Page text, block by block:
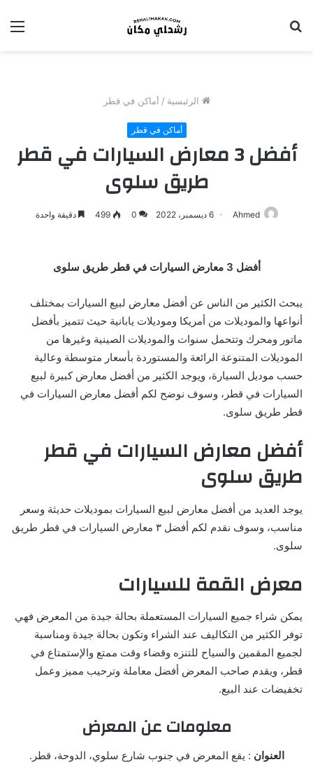
الرئيسية / أماكن في قطر
أماكن في قطر
أفضل 3 معارض السيارات في قطر
طريق سلوى
Ahmed 6 ديسمبر، 2022 0
499 دقيقة واحدة
أفضل 3 معارض السيارات في قطر طريق سلوى
يبحث الكثير من الناس عن أفضل معارض لبيع السيارات بمختلف
أنواعها والموديلات من أمريكا وموديلات يابانية حيث تتميز بأفضل
ماتور ومحرك وتتحمل سنوات والموديلات الصينية وغيرها من
الموديلات المتنوعة الرائعة والمستوردة بأسعار متوسطة وعالية
حسب موديل السيارة، ويوجد الكثير من أفضل معارض كبيرة لبيع
السيارات في قطر، وسوف نوضح لكم أفضل معارض السيارات في
قطر طريق سلوى.
أفضل معارض السيارات في قطر
طريق سلوى
يوجد العديد من أفضل معارض لبيع السيارات بموديلات حديثة وسعر
مناسب، وسوف نقدم لكم أفضل ٣ معارض السيارات في قطر طريق
سلوى.
معرض القمة للسيارات
يمكن شراء جميع السيارات المستعملة بحالة جيدة من المعرض فهي
توفر الكثير من التكاليف عند الشراء وتكون بحالة جيدة ومناسبة
لجميع المقمين والسياح للتنزه وقضاء وقت ممتع والإستمتاع في
قطر، ويقدم صاحب المعرض أفضل معاملة وترحيب مميز وعمل
تخفيضات عند البيع.
معلومات عن المعرض
العنوان : يقع المعرض في جنوب شارع سلوي، الدوحة، قطر.